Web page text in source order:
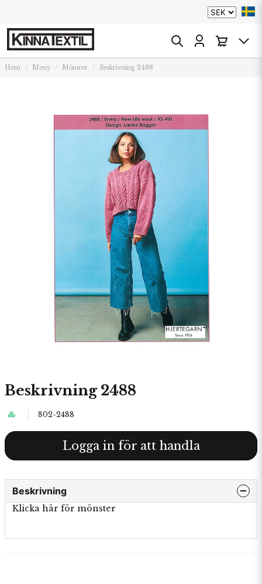
Hem Meny Mönster Beskrivning 2488
Beskrivning 2488
802-2488
Logga in för att handla
Beskrivning
Klicka här för mönster